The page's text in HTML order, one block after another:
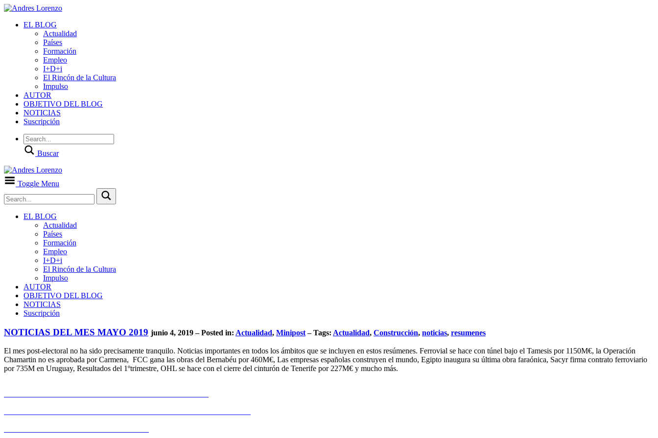
EL BLOG
Actualidad
Países
Formación
Empleo
I+D+i
El Rincón de la Cultura
Impulso
AUTOR
OBJETIVO DEL BLOG
NOTICIAS
Suscripción
Buscar
Toggle Menu
EL BLOG
Actualidad
Países
Formación
Empleo
I+D+i
El Rincón de la Cultura
Impulso
AUTOR
OBJETIVO DEL BLOG
NOTICIAS
Suscripción
NOTICIAS DEL MES MAYO 2019 junio 4, 2019 – Posted in: Actualidad, Minipost– Tags: Actualidad, Construcción, noticias, resumenes
El mes post-electoral no ha sido precisamente tranquilo. Noticias importantes en todos los ámbitos que se incluyen en estos resúmenes. Ferrovial se hace con túnel bajo el Tamesis por 1150M€, la Operación
Chamartin no es aprobada por Carmena, FCC gana las obras del Bernabéu por 460M€, Las empresas españolas construyen el mundo, Egipto inaugura su última obra faraónica, Sacyr firma contrato ferroviario
por 735M en Uruguay, Resultados del 1ºtrimestre, OHL se hace con el cierre del cinturón de Tenerife por 227M€ y mucho más.